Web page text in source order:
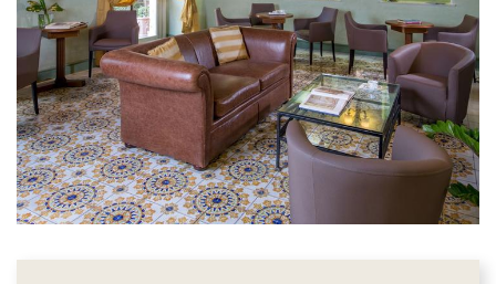
Sì, Villa Grazioli Boutique Hotel è una struttura pet-
SERVIZI E FACILITIES DELL'HOTEL
RISTORAZIONE
Ristorante Il Garigliano
propone cucina mediterranea con
Breakfast Buffet